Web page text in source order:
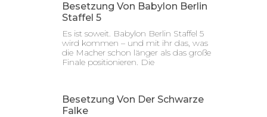
Besetzung Von Babylon Berlin
Staffel 5
Es ist soweit. Babylon Berlin Staffel 5
wird kommen – und mit ihr das, was
die Macher schon länger als das große
Finale positionieren. Die
Besetzung Von Der Schwarze
Falke